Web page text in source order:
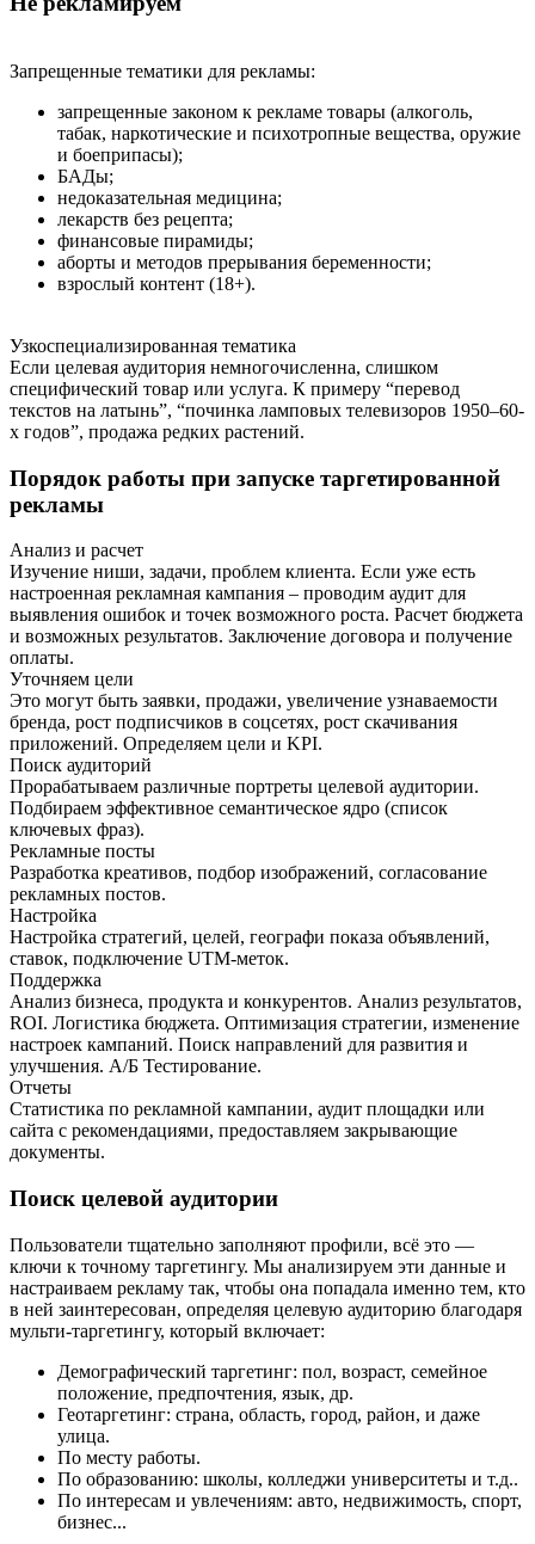
Запрещенные тематики для рекламы:
запрещенные законом к рекламе товары (алкоголь,
табак, наркотические и психотропные вещества, оружие
и боеприпасы);
БАДы;
недоказательная медицина;
лекарств без рецепта;
финансовые пирамиды;
аборты и методов прерывания беременности;
взрослый контент (18+).
Узкоспециализированная тематика
Если целевая аудитория немногочисленна, слишком
специфический товар или услуга. К примеру “перевод
текстов на латынь”, “починка ламповых телевизоров 1950–60-
х годов”, продажа редких растений.
Порядок работы при запуске таргетированной
рекламы
Анализ и расчет
Изучение ниши, задачи, проблем клиента. Если уже есть
настроенная рекламная кампания – проводим аудит для
выявления ошибок и точек возможного роста. Расчет бюджета
и возможных результатов. Заключение договора и получение
оплаты.
Уточняем цели
Это могут быть заявки, продажи, увеличение узнаваемости
бренда, рост подписчиков в соцсетях, рост скачивания
приложений. Определяем цели и KPI.
Поиск аудиторий
Прорабатываем различные портреты целевой аудитории.
Подбираем эффективное семантическое ядро (список
ключевых фраз).
Рекламные посты
Разработка креативов, подбор изображений, согласование
рекламных постов.
Настройка
Настройка стратегий, целей, географи показа объявлений,
ставок, подключение UTM-меток.
Поддержка
Анализ бизнеса, продукта и конкурентов. Анализ результатов,
ROI. Логистика бюджета. Оптимизация стратегии, изменение
настроек кампаний. Поиск направлений для развития и
улучшения. А/Б Тестирование.
Отчеты
Статистика по рекламной кампании, аудит площадки или
сайта с рекомендациями, предоставляем закрывающие
документы.
Поиск целевой аудитории
Пользователи тщательно заполняют профили, всё это —
ключи к точному таргетингу. Мы анализируем эти данные и
настраиваем рекламу так, чтобы она попадала именно тем, кто
в ней заинтересован, определяя целевую аудиторию благодаря
мульти-таргетингу, который включает:
Демографический таргетинг: пол, возраст, семейное
положение, предпочтения, язык, др.
Геотаргетинг: страна, область, город, район, и даже
улица.
По месту работы.
По образованию: школы, колледжи университеты и т.д..
По интересам и увлечениям: авто, недвижимость, спорт,
бизнес...